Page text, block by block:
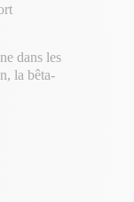
dans les
la bêta-